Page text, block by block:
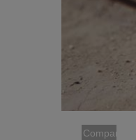
Compartilhar